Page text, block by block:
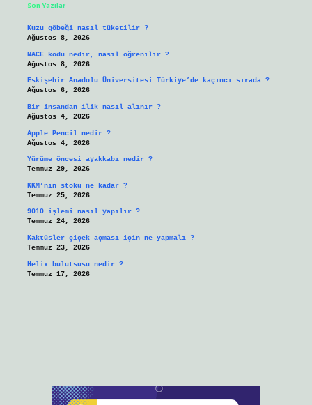
Son Yazılar
Kuzu göbeği nasıl tüketilir ?
Ağustos 8, 2026
NACE kodu nedir, nasıl öğrenilir ?
Ağustos 8, 2026
Eskişehir Anadolu Üniversitesi Türkiye’de kaçıncı sırada ?
Ağustos 6, 2026
Bir insandan ilik nasıl alınır ?
Ağustos 4, 2026
Apple Pencil nedir ?
Ağustos 4, 2026
Yürüme öncesi ayakkabı nedir ?
Temmuz 29, 2026
KKM’nin stoku ne kadar ?
Temmuz 25, 2026
9010 işlemi nasıl yapılır ?
Temmuz 24, 2026
Kaktüsler çiçek açması için ne yapmalı ?
Temmuz 23, 2026
Helix bulutsusu nedir ?
Temmuz 17, 2026